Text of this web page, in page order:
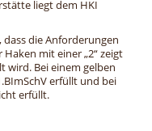
liegt dem HKI
dass die Anforderungen
mit einer „2“ zeigt
wird. Bei einem gelben
erfüllt und bei
erfüllt.